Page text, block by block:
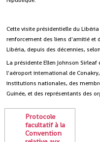
Cette visite présidentielle du
renforcement des liens d'amitié et
Libéria, depuis des décennies,
La présidente Ellen Johnson
l'aéroport international de
institutions nationales, des
Guinée, et des représentants des
Protocole
facultatif à la
Convention